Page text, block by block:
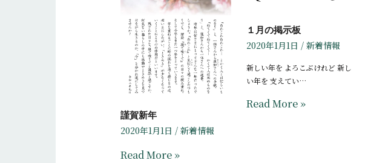
謹賀新年
2020年1月1日 / 新着情報
Read More »
１月の掲示板
2020年1月1日 / 新着情報
新しい年を よろこぶけれど 新し
い年を 支えてい…
Read More »